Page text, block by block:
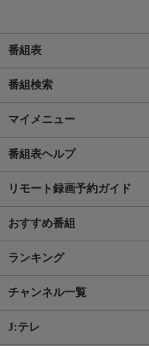
番組表
番組検索
マイメニュー
番組表ヘルプ
リモート録画予約ガイド
おすすめ番組
ランキング
チャンネル一覧
J:テレ